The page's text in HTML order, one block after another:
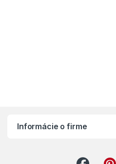
Informácie o firme